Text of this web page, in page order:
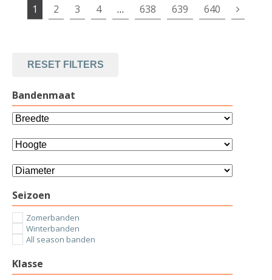
1 2 3 4 … 638 639 640
RESET FILTERS
Bandenmaat
Seizoen
Zomerbanden
Winterbanden
All season banden
Klasse